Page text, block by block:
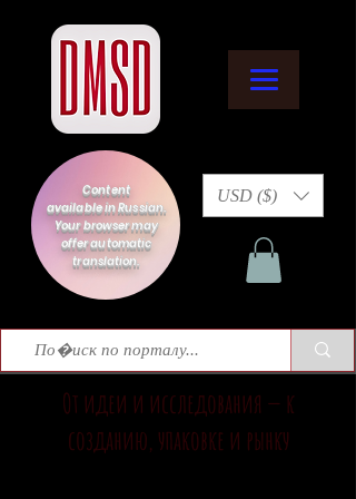
Content
available in Russian.
Your browser may
offer automatic
translation.
USD ($)
От идеи и исследования — к
созданию, упаковке и рынку